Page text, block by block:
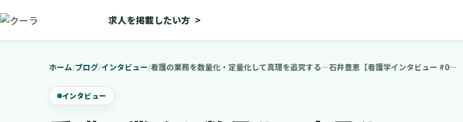
求人を掲載したい方 >
ホーム/ブログ/インタビュー/ 看護の業務を数量化・定量化して真理を追究する―石井豊恵【看護学インタビュー #04】
インタビュー